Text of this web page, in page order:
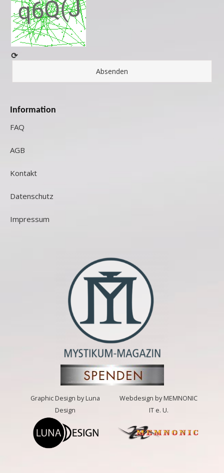
⟳
Information
FAQ
AGB
Kontakt
Datenschutz
Impressum
Graphic Design by Luna
Design
Webdesign by MEMNONIC
IT e. U.